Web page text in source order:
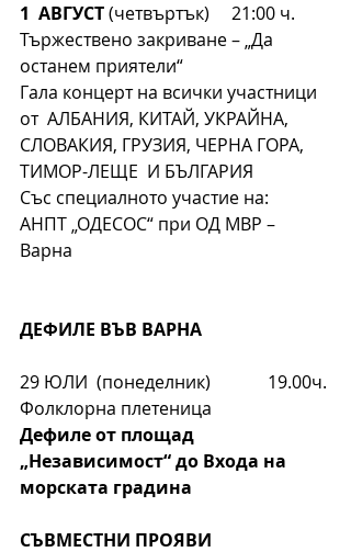
1  АВГУСТ (четвъртък)     21:00 ч.
Тържествено закриване – „Да
останем приятели“
Гала концерт на всички участници
от  АЛБАНИЯ, КИТАЙ, УКРАЙНА,
СЛОВАКИЯ, ГРУЗИЯ, ЧЕРНА ГОРА,
ТИМОР-ЛЕЩЕ  И БЪЛГАРИЯ
Със специалното участие на:
АНПТ „ОДЕСОС“ при ОД МВР –
Варна
ДЕФИЛЕ ВЪВ ВАРНА
29 ЮЛИ  (понеделник)             19.00ч.
Фолклорна плетеница
Дефиле от площад
„Независимост“ до Входа на
морската градина
СЪВМЕСТНИ ПРОЯВИ